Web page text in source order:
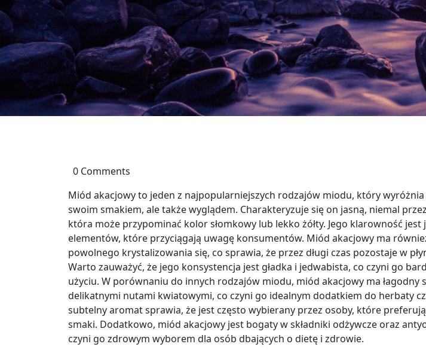
0 Comments
Miód akacjowy to jeden z najpopularniejszych rodzajów miodu, który
swoim smakiem, ale także wyglądem. Charakteryzuje się on jasną, niemal
która może przypominać kolor słomkowy lub lekko żółty. Jego klarowność jest
elementów, które przyciągają uwagę konsumentów. Miód akacjowy ma
powolnego krystalizowania się, co sprawia, że przez długi czas pozostaje w
Warto zauważyć, że jego konsystencja jest gładka i jedwabista, co czyni go
użyciu. W porównaniu do innych rodzajów miodu, miód akacjowy ma łagodny
delikatnymi nutami kwiatowymi, co czyni go idealnym dodatkiem do herbaty
subtelny aromat sprawia, że jest często wybierany przez osoby, które
smaki. Dodatkowo, miód akacjowy jest bogaty w składniki odżywcze oraz
czyni go zdrowym wyborem dla osób dbających o dietę i zdrowie.